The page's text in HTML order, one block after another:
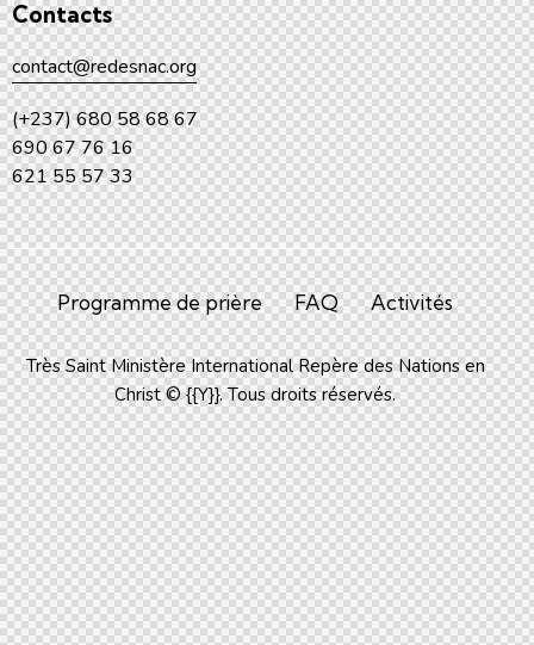
Contacts
contact@redesnac.org
(+237) 680 58 68 67
690 67 76 16
621 55 57 33
Programme de prière FAQ Activités
Très Saint Ministère International Repère des Nations en
Christ © {{Y}}. Tous droits réservés.